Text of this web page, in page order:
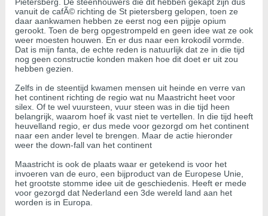
vanuit de cafÃ© richting de St pietersberg gelopen, toen ze
daar aankwamen hebben ze eerst nog een pijpje opium
gerookt. Toen de berg opgestrompeld en geen idee wat ze ook
weer moesten houwen. En er dus naar een krokodil vormde.
Dat is mijn fanta, de echte reden is natuurlijk dat ze in die tijd
nog geen constructie konden maken hoe dit doet er uit zou
hebben gezien.
Zelfs in de steentijd kwamen mensen uit heinde en verre van
het continent richting de regio wat nu Maastricht heet voor
silex. Of te wel vuursteen, vuur steen was in die tijd heen
belangrijk, waarom hoef ik vast niet te vertellen. In die tijd heeft
heuvelland regio, er dus mede voor gezorgd om het continent
naar een ander level te brengen. Maar de actie hieronder
weer the down-fall van het continent
Maastricht is ook de plaats waar er getekend is voor het
invoeren van de euro, een bijproduct van de Europese Unie,
het grootste stomme idee uit de geschiedenis. Heeft er mede
voor gezorgd dat Nederland een 3de wereld land aan het
worden is in Europa.